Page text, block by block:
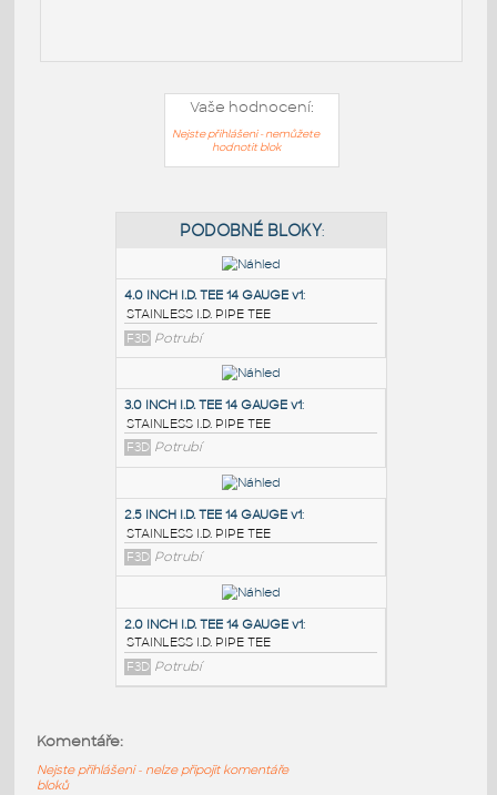
Vaše hodnocení:
Nejste přihlášeni - nemůžete
hodnotit blok
PODOBNÉ BLOKY
4.0 INCH I.D. TEE 14 GAUGE v1:
STAINLESS I.D. PIPE TEE
F3D Potrubí
3.0 INCH I.D. TEE 14 GAUGE v1
STAINLESS I.D. PIPE TEE
F3D Potrubí
Potrubí
Komentáře:
Nejste přihlášeni - nelze připojit komentáře
bloků